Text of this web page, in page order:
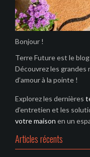
Bonjour !
Terre Future est le
Découvrez les
d’amour à la pointe !
Explorez les dernières
d’entretien et les
votre maison en un
Articles récents